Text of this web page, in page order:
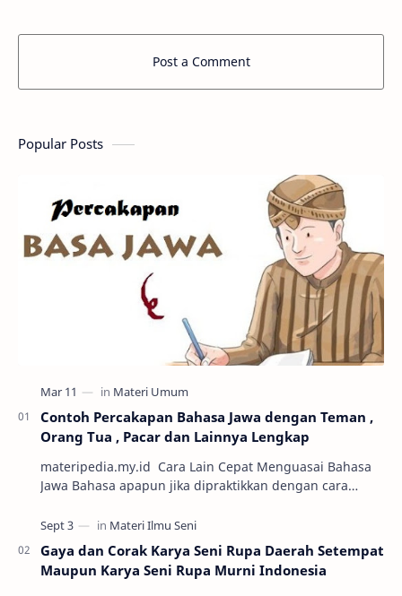
Post a Comment
Popular Posts
Contoh Percakapan Bahasa Jawa dengan Teman ,
Orang Tua , Pacar dan Lainnya Lengkap
materipedia.my.id Cara Lain Cepat Menguasai Bahasa
Jawa Bahasa apapun jika dipraktikkan dengan cara
Gaya dan Corak Karya Seni Rupa Daerah Setempat
Maupun Karya Seni Rupa Murni Indonesia